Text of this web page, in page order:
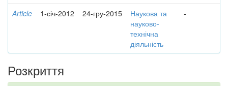
Article 1-січ-2012 24-гру-2015
Наукова та
науково-
технічна
діяльність
-
Розкриття